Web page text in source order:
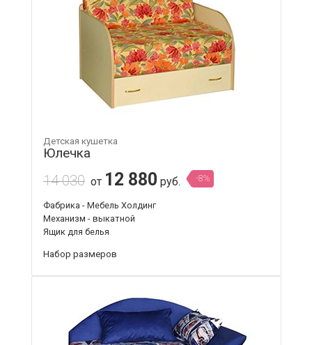
Детская кушетка
Юлечка
14 030 от 12 880 руб. -8%
Фабрика - Мебель Холдинг
Механизм - выкатной
Ящик для белья
Набор размеров